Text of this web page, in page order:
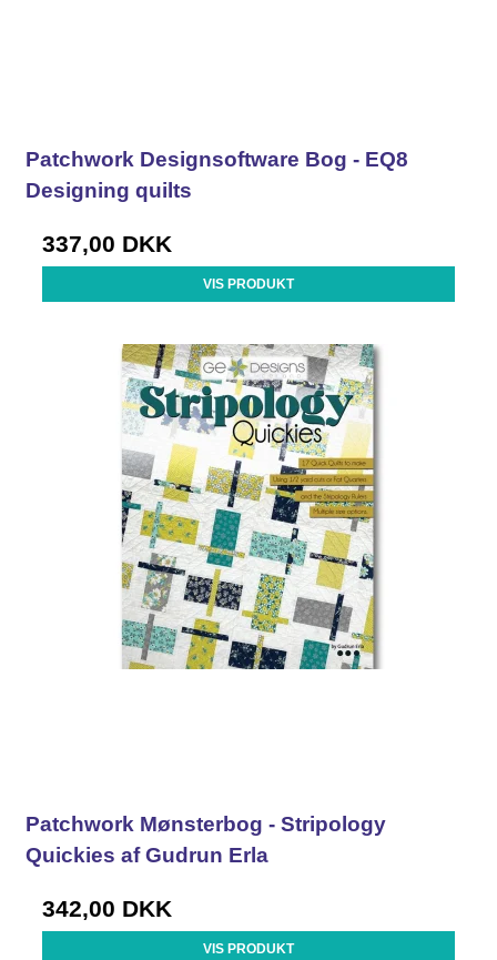
Patchwork Designsoftware Bog - EQ8
Designing quilts
337,00 DKK
VIS PRODUKT
Patchwork Mønsterbog - Stripology
Quickies af Gudrun Erla
342,00 DKK
VIS PRODUKT